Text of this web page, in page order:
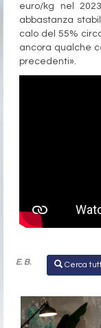
euro/kg nel
abbastanza
calo del 55%
ancora qualche
precedenti».
E. B. Cerca